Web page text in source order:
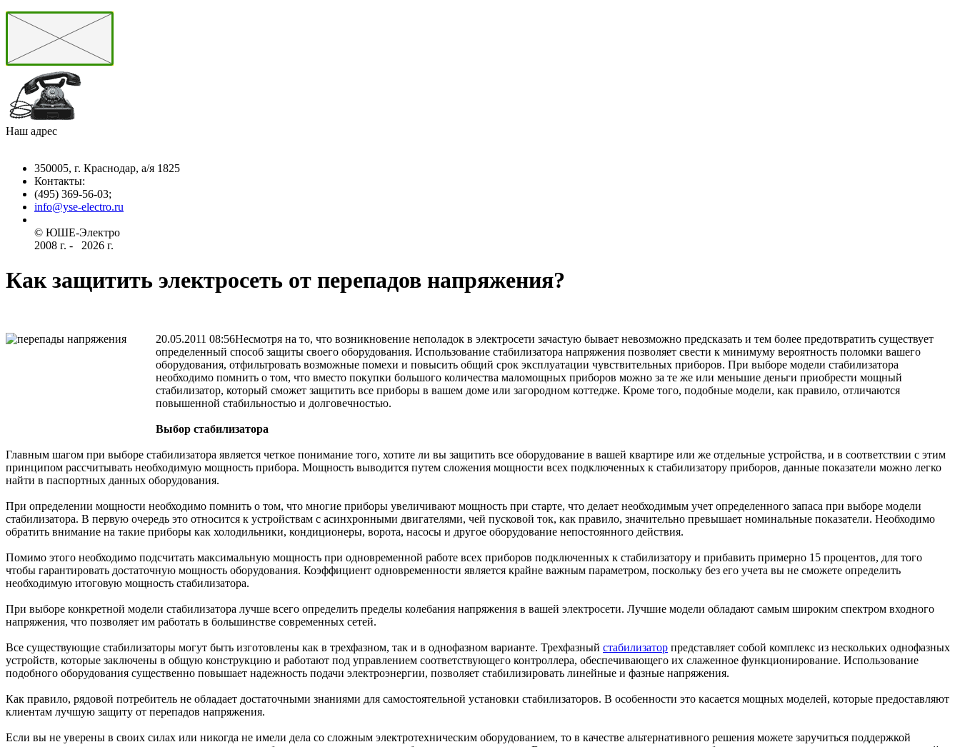
Наш адрес
350005, г. Краснодар, а/я 1825
Контакты: ­
(495) 369-56-03;
info@yse-electro.ru­
© ЮШЕ-Эл­ектро ­
2008 г­. - ­ ­­­­­
2026 г.
Как защитить электросеть от перепадов напряжения?
20.05.2011 08:56Несмотря на то, что возникновение неполадок в электросети зачастую бывает невозможно предсказать и тем более предотвратить существует
определенный способ защиты своего оборудования. Использование стабилизатора напряжения позволяет свести к минимуму вероятность поломки вашего
оборудования, отфильтровать возможные помехи и повысить общий срок эксплуатации чувствительных приборов. При выборе модели стабилизатора
необходимо помнить о том, что вместо покупки большого количества маломощных приборов можно за те же или меньшие деньги приобрести мощный
стабилизатор, который сможет защитить все приборы в вашем доме или загородном коттедже. Кроме того, подобные модели, как правило, отличаются
повышенной стабильностью и долговечностью.
Выбор стабилизатора
Главным шагом при выборе стабилизатора является четкое понимание того, хотите ли вы защитить все оборудование в вашей квартире или же отдельные устройства, и в соответствии с этим
принципом рассчитывать необходимую мощность прибора. Мощность выводится путем сложения мощности всех подключенных к стабилизатору приборов, данные показатели можно легко
найти в паспортных данных оборудования.
При определении мощности необходимо помнить о том, что многие приборы увеличивают мощность при старте, что делает необходимым учет определенного запаса при выборе модели
стабилизатора. В первую очередь это относится к устройствам с асинхронными двигателями, чей пусковой ток, как правило, значительно превышает номинальные показатели. Необходимо
обратить внимание на такие приборы как холодильники, кондиционеры, ворота, насосы и другое оборудование непостоянного действия.
Помимо этого необходимо подсчитать максимальную мощность при одновременной работе всех приборов подключенных к стабилизатору и прибавить примерно 15 процентов, для того
чтобы гарантировать достаточную мощность оборудования. Коэффициент одновременности является крайне важным параметром, поскольку без его учета вы не сможете определить
необходимую итоговую мощность стабилизатора.
При выборе конкретной модели стабилизатора лучше всего определить пределы колебания напряжения в вашей электросети. Лучшие модели обладают самым широким спектром входного
напряжения, что позволяет им работать в большинстве современных сетей.
Все существующие стабилизаторы могут быть изготовлены как в трехфазном, так и в однофазном варианте. Трехфазный ­ стабилизатор представляет собой комплекс из нескольких однофазных
устройств, которые заключены в общую конструкцию и работают под управлением соответствующего контроллера, обеспечивающего их слаженное функционирование. Использование
подобного оборудования существенно повышает надежность подачи электроэнергии, позволяет стабилизировать линейные и фазные напряжения.
Как правило, рядовой потребитель не обладает достаточными знаниями для самостоятельной установки стабилизаторов. В особенности это касается мощных моделей, которые предоставляют
клиентам лучшую защиту от перепадов напряжения.
Если вы не уверены в своих силах или никогда не имели дела со сложным электротехническим оборудованием, то в качестве альтернативного решения можете заручиться поддержкой